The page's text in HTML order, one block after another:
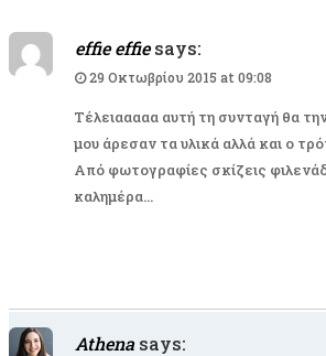
effie effie says:
29 Οκτωβρίου 2015 at 09:08
Τέλειααααα αυτή τη συνταγή θα
μου άρεσαν τα υλικά αλλά και ο
Από φωτογραφίες σκίζεις
καλημέρα…
Athena says: